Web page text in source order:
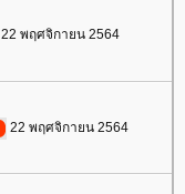
22 พฤศจิกายน 2564
22 พฤศจิกายน 2564